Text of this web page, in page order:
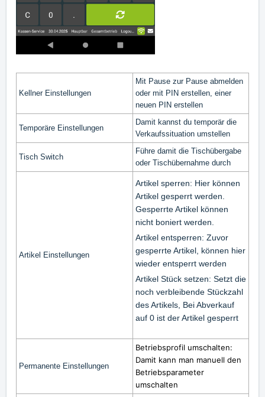
Kellner Einstellungen
Mit Pause zur Pause abmelden
oder mit PIN erstellen, einer
neuen PIN erstellen
Temporäre Einstellungen
Damit kannst du temporär die
Verkaufssituation umstellen
Tisch Switch
Führe damit die Tischübergabe
oder Tischübernahme durch
Artikel Einstellungen
Artikel sperren: Hier können
Artikel gesperrt werden.
Gesperrte Artikel können
nicht boniert werden.
Artikel entsperren: Zuvor
gesperrte Artikel, können hier
wieder entsperrt werden
Artikel Stück setzen: Setzt die
noch verbleibende Stückzahl
des Artikels, Bei Abverkauf
auf 0 ist der Artikel gesperrt
Permanente Einstellungen
Betriebsprofil umschalten:
Damit kann man manuell den
Betriebsparameter
umschalten